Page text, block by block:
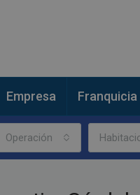
Empresa Franquicia
Operación